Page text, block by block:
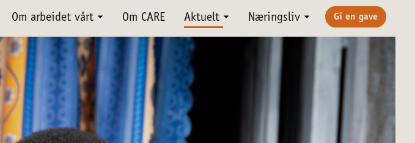
Om arbeidet vårt Om CARE Aktuelt Næringsliv Gi en gave